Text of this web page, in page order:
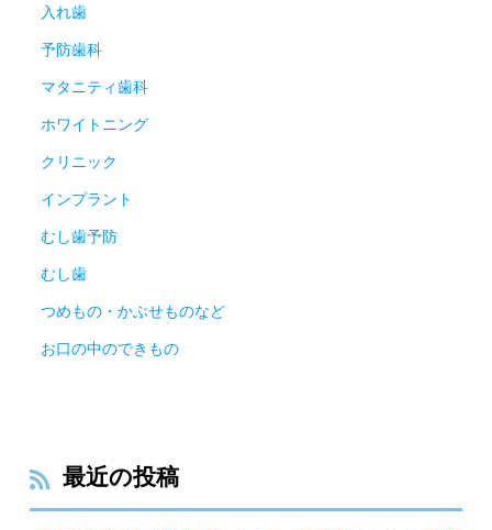
入れ歯
予防歯科
マタニティ歯科
ホワイトニング
クリニック
インプラント
むし歯予防
むし歯
つめもの・かぶせものなど
お口の中のできもの
最近の投稿